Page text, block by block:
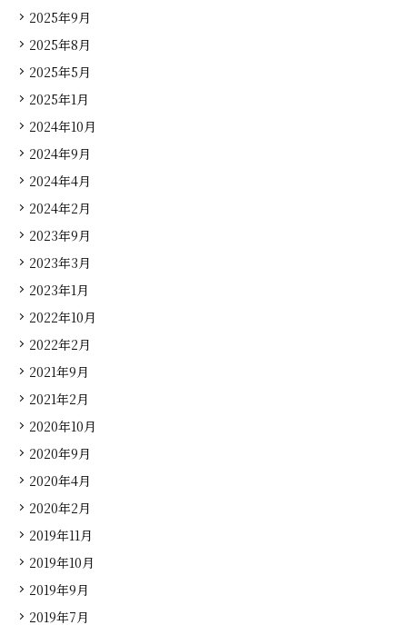
2025年9月
2025年8月
2025年5月
2025年1月
2024年10月
2024年9月
2024年4月
2024年2月
2023年9月
2023年3月
2023年1月
2022年10月
2022年2月
2021年9月
2021年2月
2020年10月
2020年9月
2020年4月
2020年2月
2019年11月
2019年10月
2019年9月
2019年7月